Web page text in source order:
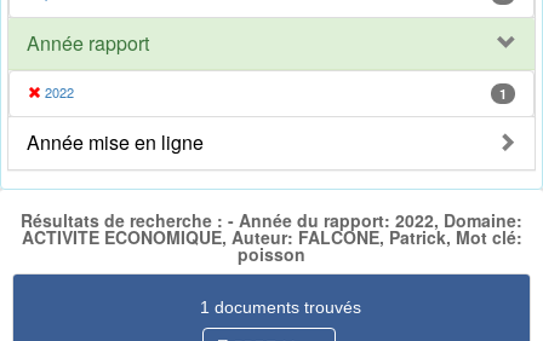
Année rapport
2022 1
Année mise en ligne
Résultats de recherche : - Année du rapport: 2022, Domaine:
ACTIVITE ECONOMIQUE, Auteur: FALCONE, Patrick, Mot clé:
poisson
1 documents trouvés